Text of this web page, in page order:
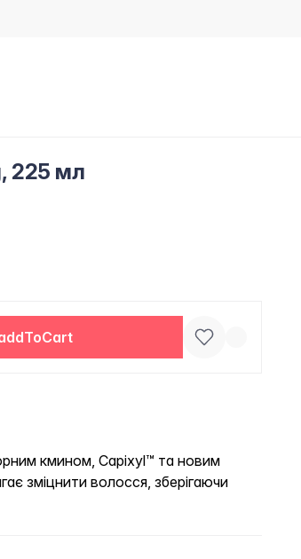
225 мл
кмином, Capixyl™ та новим
зміцнити волосся, зберігаючи